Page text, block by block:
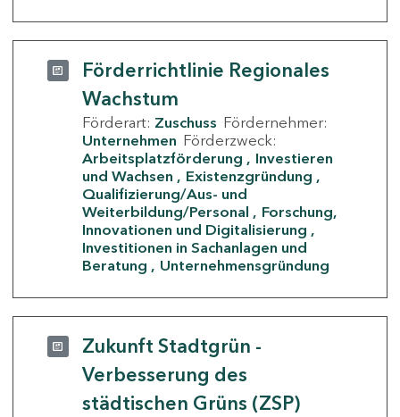
Förderrichtlinie Regionales
Wachstum
Förderart: Zuschuss Fördernehmer:
Unternehmen Förderzweck:
Arbeitsplatzförderung
Investieren
und Wachsen
Existenzgründung
Qualifizierung/Aus- und
Weiterbildung/Personal
Forschung,
Innovationen und Digitalisierung
Investitionen in Sachanlagen und
Beratung
Unternehmensgründung
Zukunft Stadtgrün -
Verbesserung des
städtischen Grüns (ZSP)